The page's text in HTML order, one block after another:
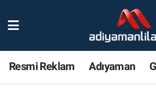
Resmi Reklam Adıyaman
Nöbetçi Eczaneler